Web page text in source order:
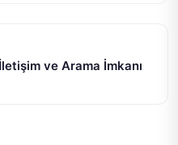
ve Arama İmkanı